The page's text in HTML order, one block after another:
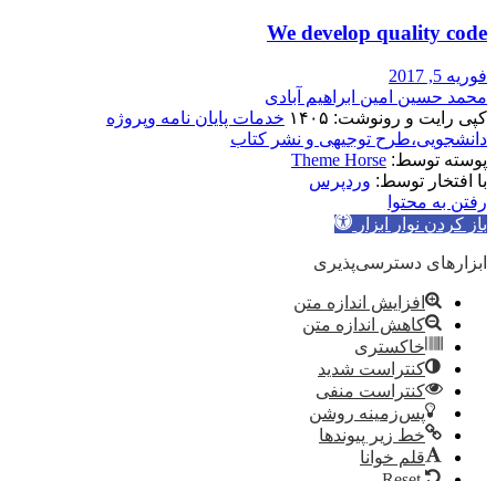
We develop quality code
فوریه 5, 2017
محمد حسین امین ابراهیم آبادی
کپی رایت و رونوشت: ۱۴۰۵
خدمات پایان نامه وپروژه
دانشجویی،طرح توجیهی و نشر کتاب
پوسته توسط: Theme Horse
با افتخار توسط: وردپرس
رفتن به محتوا
باز کردن نوار ابزار
ابزارهای دسترسی‌پذیری
افزایش اندازه متن
کاهش اندازه متن
خاکستری
کنتراست شدید
کنتراست منفی
پس‌زمینه روشن
خط زیر پیوندها
قلم خوانا